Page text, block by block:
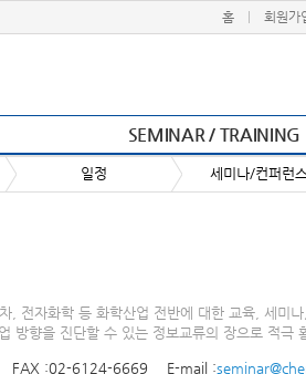
홈 회원가
SEMINAR / TRAINING
일정 세미나/컨퍼런
, 전자화학 등 화학산업 전반에 대한 교육, 세미나
방향을 진단할 수 있는 정보교류의 장으로 적극
FAX :02-6124-6669 E-mail :